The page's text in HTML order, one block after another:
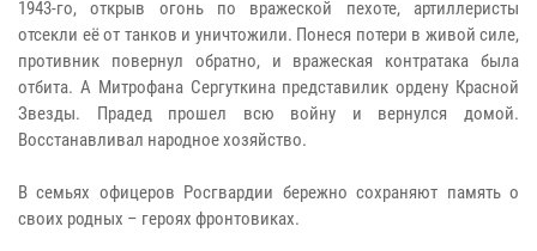
1943-го, открыв огонь по вражеской пехоте, артиллеристы
отсекли её от танков и уничтожили. Понеся потери в живой силе,
противник повернул обратно, и вражеская контратака была
отбита. А Митрофана Сергуткина представилик ордену Красной
Звезды. Прадед прошел всю войну и вернулся домой.
Восстанавливал народное хозяйство.
В семьях офицеров Росгвардии бережно сохраняют память о
своих родных – героях фронтовиках.